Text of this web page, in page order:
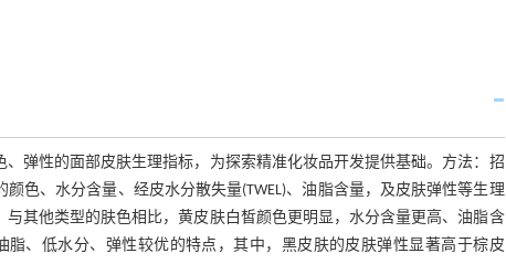
弹性的面部皮肤生理指标，为探索精准化妆品开发提供基础。方法：招
色、水分含量、经皮水分散失量(TWEL)、油脂含量，及皮肤弹性等生理
其他类型的肤色相比，黄皮肤白皙颜色更明显，水分含量更高、油脂含
、低水分、弹性较优的特点，其中，黑皮肤的皮肤弹性显著高于棕皮